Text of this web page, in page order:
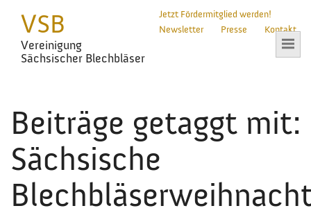
VSB
Vereinigung
Sächsischer Blechbläser
Jetzt Fördermitglied werden!
Newsletter
Presse Kontakt
Beiträge getaggt mit:
Sächsische